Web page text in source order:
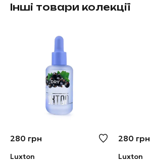
Інші товари колекції
280 грн
Luxton
280 грн
Luxton